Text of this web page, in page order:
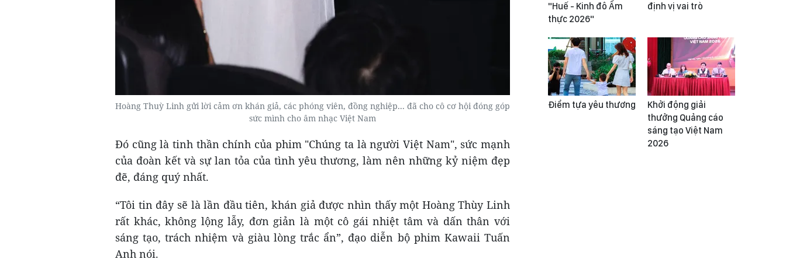
Hoàng Thuỳ Linh gửi lời cảm ơn khán giả, các phóng viên, đồng nghiệp... đã cho cô cơ hội đóng góp
sức mình cho âm nhạc Việt Nam
Đó cũng là tinh thần chính của phim "Chúng ta là người Việt Nam", sức mạnh
của đoàn kết và sự lan tỏa của tình yêu thương, làm nên những kỷ niệm đẹp
đẽ, đáng quý nhất.
“Tôi tin đây sẽ là lần đầu tiên, khán giả được nhìn thấy một Hoàng Thùy Linh
rất khác, không lộng lẫy, đơn giản là một cô gái nhiệt tâm và dấn thân với
sáng tạo, trách nhiệm và giàu lòng trắc ẩn”, đạo diễn bộ phim Kawaii Tuấn
Anh nói.
"Huế - Kinh đô Ẩm
thực 2026"
định vị vai trò
Điểm tựa yêu thương
Khởi động giải
thưởng Quảng cáo
sáng tạo Việt Nam
2026